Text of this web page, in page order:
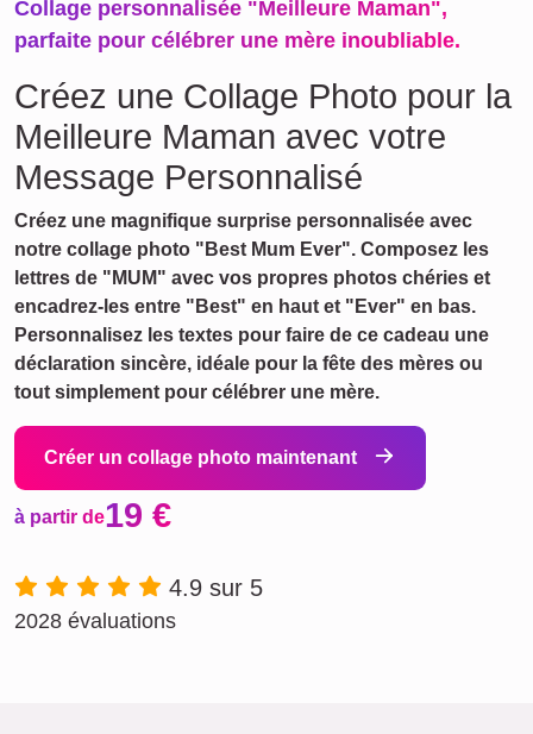
Collage personnalisée "Meilleure Maman",
parfaite pour célébrer une mère inoubliable.
Créez une Collage Photo pour la
Meilleure Maman avec votre
Message Personnalisé
Créez une magnifique surprise personnalisée avec
notre collage photo "Best Mum Ever". Composez les
lettres de "MUM" avec vos propres photos chéries et
encadrez-les entre "Best" en haut et "Ever" en bas.
Personnalisez les textes pour faire de ce cadeau une
déclaration sincère, idéale pour la fête des mères ou
tout simplement pour célébrer une mère.
Créer un collage photo maintenant
à partir de19 €
4.9 sur 5
2028 évaluations